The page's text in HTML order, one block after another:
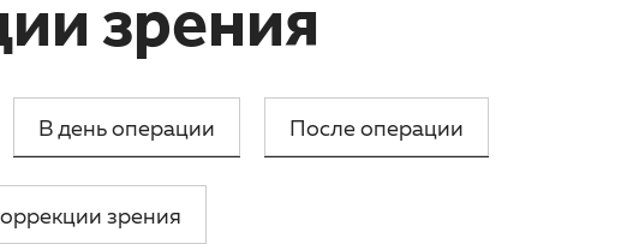
зрения
В день операции После операции
зрения